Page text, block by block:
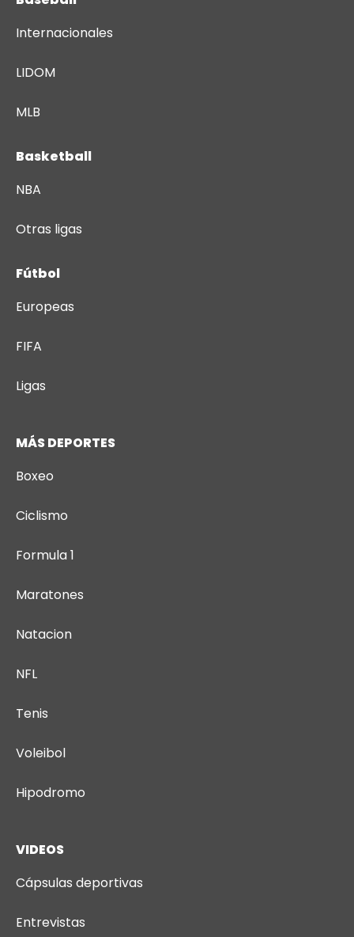
Internacionales
LIDOM
MLB
Basketball
NBA
Otras ligas
Fútbol
Europeas
FIFA
Ligas
MÁS DEPORTES
Boxeo
Ciclismo
Formula 1
Maratones
Natacion
NFL
Tenis
Voleibol
Hipodromo
VIDEOS
Cápsulas deportivas
Entrevistas